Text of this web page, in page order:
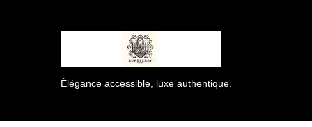
Élégance accessible, luxe authentique.